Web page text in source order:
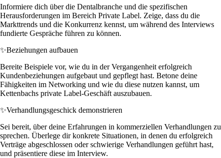
Informiere dich über die Dentalbranche und die spezifischen
Herausforderungen im Bereich Private Label. Zeige, dass du die
Markttrends und die Konkurrenz kennst, um während des Interviews
fundierte Gespräche führen zu können.
✨Beziehungen aufbauen
Bereite Beispiele vor, wie du in der Vergangenheit erfolgreich
Kundenbeziehungen aufgebaut und gepflegt hast. Betone deine
Fähigkeiten im Networking und wie du diese nutzen kannst, um
Kettenbachs private Label-Geschäft auszubauen.
✨Verhandlungsgeschick demonstrieren
Sei bereit, über deine Erfahrungen in kommerziellen Verhandlungen zu
sprechen. Überlege dir konkrete Situationen, in denen du erfolgreich
Verträge abgeschlossen oder schwierige Verhandlungen geführt hast,
und präsentiere diese im Interview.